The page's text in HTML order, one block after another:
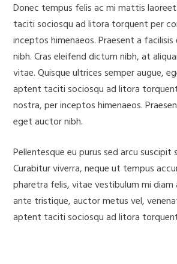
Donec tempus felis ac mi mattis
taciti sociosqu ad litora torquent per
inceptos himenaeos. Praesent a
nibh. Cras eleifend dictum nibh, at
vitae. Quisque ultrices semper augue,
aptent taciti sociosqu ad litora
nostra, per inceptos himenaeos.
eget auctor nibh.
Pellentesque eu purus sed arcu suscipit
Curabitur viverra, neque ut tempus
pharetra felis, vitae vestibulum mi diam
ante tristique, auctor metus vel,
aptent taciti sociosqu ad litora